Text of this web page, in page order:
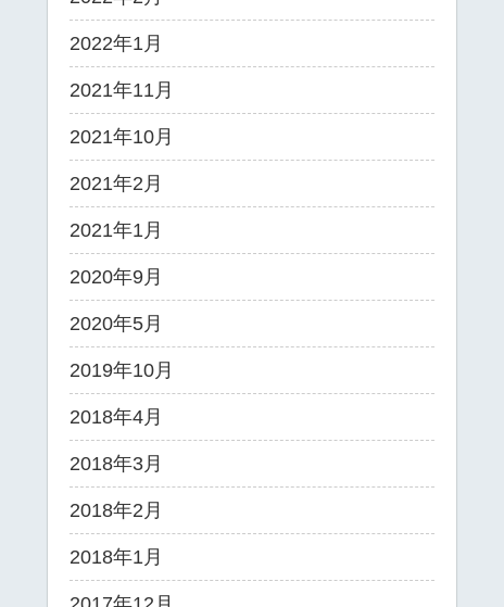
2022年1月
2021年11月
2021年10月
2021年2月
2021年1月
2020年9月
2020年5月
2019年10月
2018年4月
2018年3月
2018年2月
2018年1月